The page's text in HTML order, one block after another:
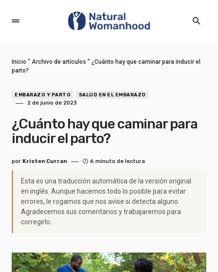
Inicio " Archivo de artículos " ¿Cuánto hay que caminar para inducir el
parto?
EMBARAZO Y PARTO SALUD EN EL EMBARAZO
2 de junio de 2023
¿Cuánto hay que caminar para
inducir el parto?
por Kristen Curran 6 minuto de lectura
Esta es una traducción automática de la versión original
en inglés. Aunque hacemos todo lo posible para evitar
errores, le rogamos que nos avise si detecta alguno.
Agradecemos sus comentarios y trabajaremos para
corregirlo.